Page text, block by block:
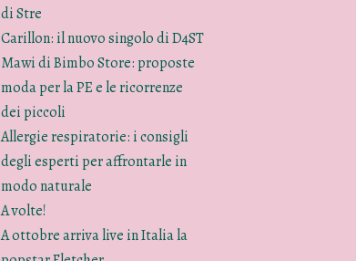
di Stre
Carillon: il nuovo singolo di D4ST
Mawi di Bimbo Store: proposte
moda per la PE e le ricorrenze
dei piccoli
Allergie respiratorie: i consigli
degli esperti per affrontarle in
modo naturale
A volte!
A ottobre arriva live in Italia la